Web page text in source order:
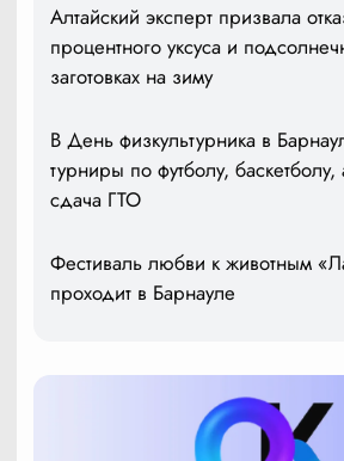
Алтайский эксперт призвала
процентного уксуса и
заготовках на зиму
В День физкультурника в
турниры по футболу,
сдача ГТО
Фестиваль любви к животным
проходит в Барнауле